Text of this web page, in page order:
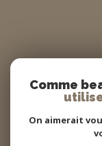
Comme
On aimerait